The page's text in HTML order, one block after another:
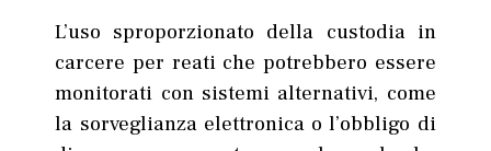
L’uso sproporzionato della custodia in
carcere per reati che potrebbero essere
monitorati con sistemi alternativi, come
la sorveglianza elettronica o l’obbligo di